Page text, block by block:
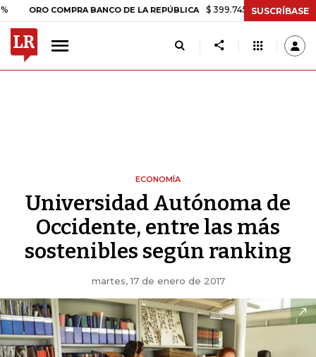
COMPRA BANCO DE LA REPÚBLICA $ 399.745,16 +$ 2.295,71 +0,58%
SUSCRÍBASE
ECONOMÍA
Universidad Autónoma de
Occidente, entre las más
sostenibles según ranking
martes, 17 de enero de 2017